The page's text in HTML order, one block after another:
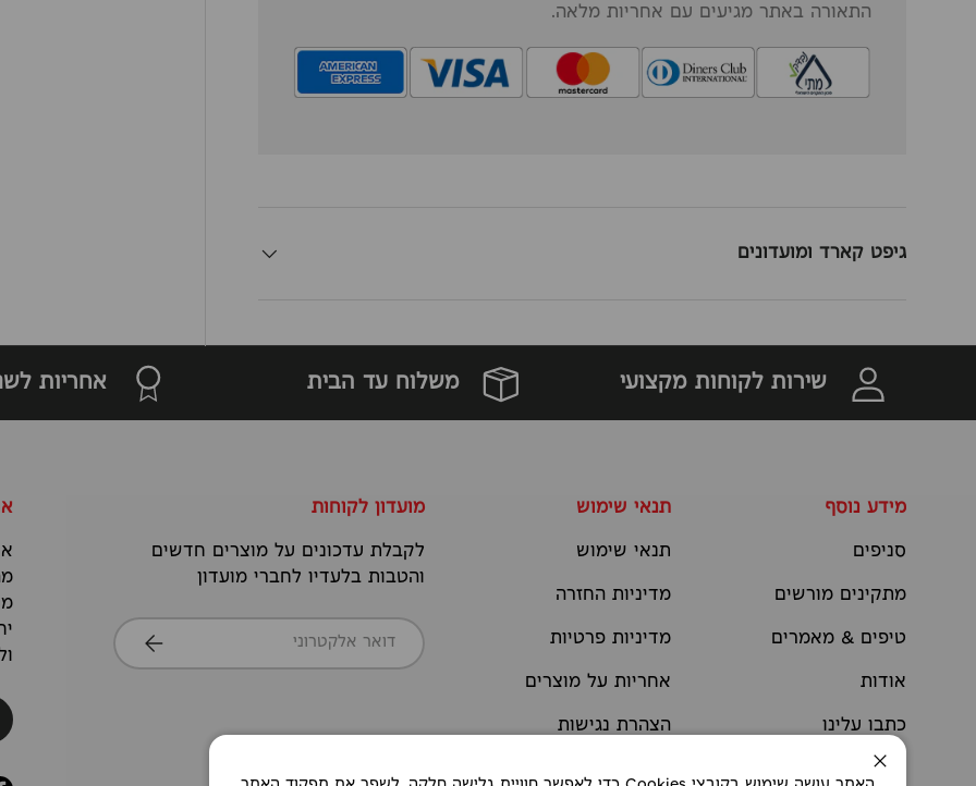
התאורה באתר מגיעים עם אחריות מלאה.
גיפט קארד ומועדונים
שירות לקוחות מקצועי משלוח עד הבית אחריות
מידע נוסף
סניפים
מתקינים מורשים
טיפים & מאמרים
אודות
כתבו עלינו
יצירת קשר
תנאי שימוש
תנאי שימוש
מדיניות החזרה
מדיניות פרטיות
אחריות על מוצרים
הצהרת נגישות
מועדון לקוחות
לקבלת עדכונים על מוצרים חדשים
והטבות בלעדיו לחברי מועדון
דואר אלקטרוני
הרשמה